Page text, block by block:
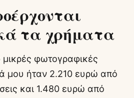
τα χρήματα
φωτογραφικές
μου ήταν 2.210 ευρώ από
και 1.480 ευρώ από